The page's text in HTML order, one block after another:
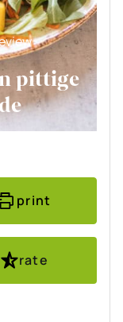
pittige
print
rate